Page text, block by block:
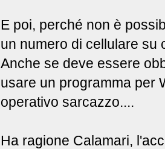
E poi, perché non è
un numero di cellulare su
Anche se deve essere
usare un programma per
operativo sarcazzo....
Ha ragione Calamari,